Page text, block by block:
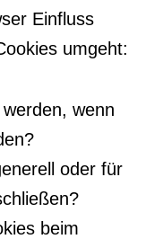
Einfluss
umgeht:
wenn
oder für
beim